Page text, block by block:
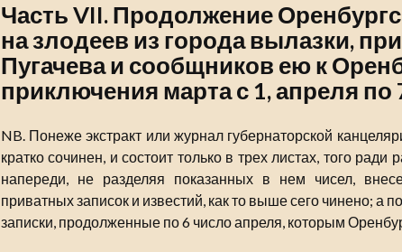
Часть VII. Продолжение
на злодеев из города вылазки,
Пугачева и сообщников ею к
приключения марта с 1, апреля по
NB. Понеже экстракт или журнал губернаторской
кратко сочинен, и состоит только в трех листах, того ради
напереди, не разделяя показанных в нем чисел,
приватных записок и известий, как то выше сего чинено; а
записки, продолженные по 6 число апреля, которым